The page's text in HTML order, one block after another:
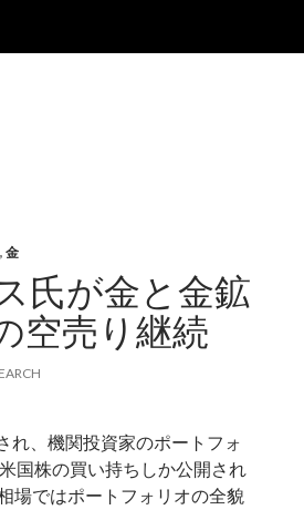
, 金
氏が金と金鉱
空売り継続
れ、機関投資家のポートフォ
国株の買い持ちしか公開され
場ではポートフォリオの全貌